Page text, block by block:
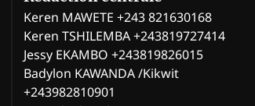
Keren MAWETE +243 821630168
Keren TSHILEMBA +243819727414
Jessy EKAMBO +243819826015
Badylon KAWANDA /Kikwit
+243982810901